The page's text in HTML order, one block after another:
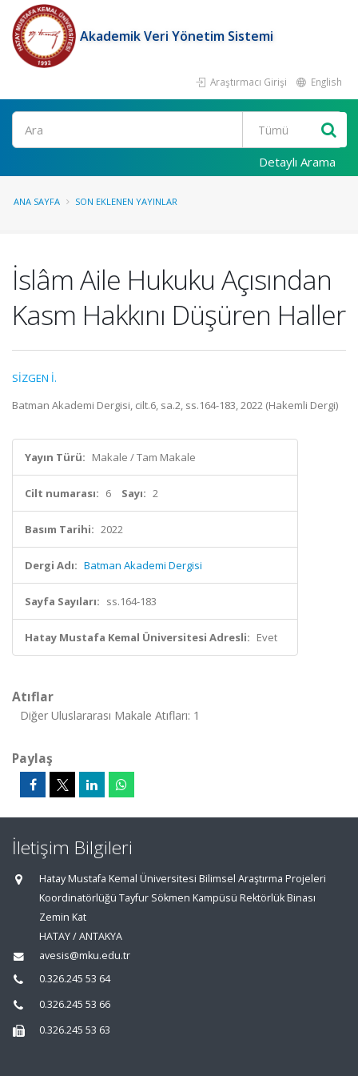
Akademik Veri Yönetim Sistemi
Araştırmacı Girişi English
Ara
Detaylı Arama
ANA SAYFA SON EKLENEN YAYINLAR
İslâm Aile Hukuku Açısından
Kasm Hakkını Düşüren Haller
SİZGEN İ.
Batman Akademi Dergisi, cilt.6, sa.2, ss.164-183, 2022 (Hakemli Dergi)
Yayın Türü: Makale / Tam Makale
Cilt numarası: 6 Sayı: 2
Basım Tarihi: 2022
Dergi Adı: Batman Akademi Dergisi
Sayfa Sayıları: ss.164-183
Hatay Mustafa Kemal Üniversitesi Adresli: Evet
Atıflar
Diğer Uluslararası Makale Atıfları: 1
Paylaş
İletişim Bilgileri
Hatay Mustafa Kemal Üniversitesi Bilimsel Araştırma Projeleri
Koordinatörlüğü Tayfur Sökmen Kampüsü Rektörlük Binası
Zemin Kat
HATAY / ANTAKYA
avesis@mku.edu.tr
0.326.245 53 64
0.326.245 53 66
0.326.245 53 63